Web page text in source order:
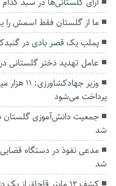
ما از گلستان فقط‌ اسمش
پملب یک قصر بادی در
عامل تهدید دختر گلستانی
وزیر
پرداخت می‌شود
شد
مدعی نفوذ در دستگاه
شد